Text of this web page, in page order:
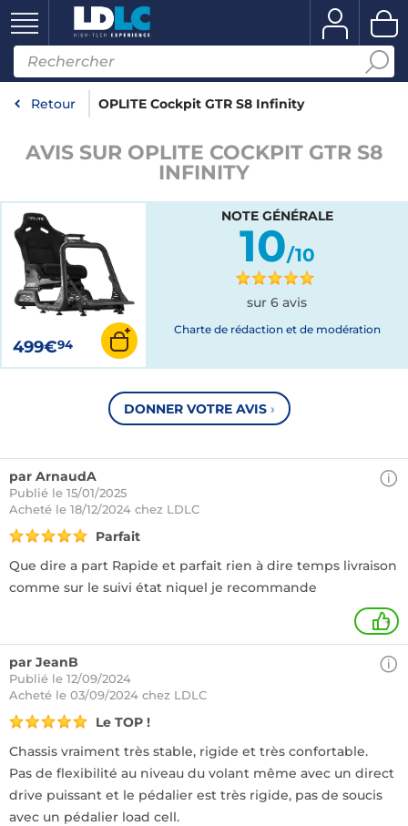
Retour OPLITE Cockpit GTR S8 Infinity
AVIS SUR OPLITE COCKPIT GTR S8
INFINITY
499€94
NOTE GÉNÉRALE
10/10
sur 6 avis
Charte de rédaction et de modération
DONNER VOTRE AVIS ›
par ArnaudA
Publié le 15/01/2025
Acheté le 18/12/2024 chez LDLC
Parfait
Que dire a part Rapide et parfait rien à dire temps livraison
comme sur le suivi état niquel je recommande
+
par JeanB
Publié le 12/09/2024
Acheté le 03/09/2024 chez LDLC
Le TOP !
Chassis vraiment très stable, rigide et très confortable.
Pas de flexibilité au niveau du volant même avec un direct
drive puissant et le pédalier est très rigide, pas de soucis
avec un pédalier load cell.